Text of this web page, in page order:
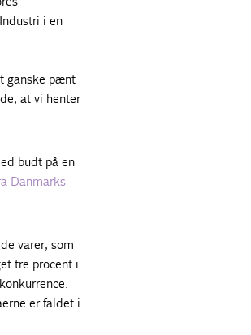
i en
ganske pænt
at vi henter
budt på en
Danmarks
varer, som
tre procent i
er faldet i